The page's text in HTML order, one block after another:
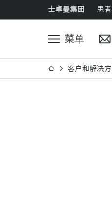
士卓曼集团 患
菜单
客户和解决